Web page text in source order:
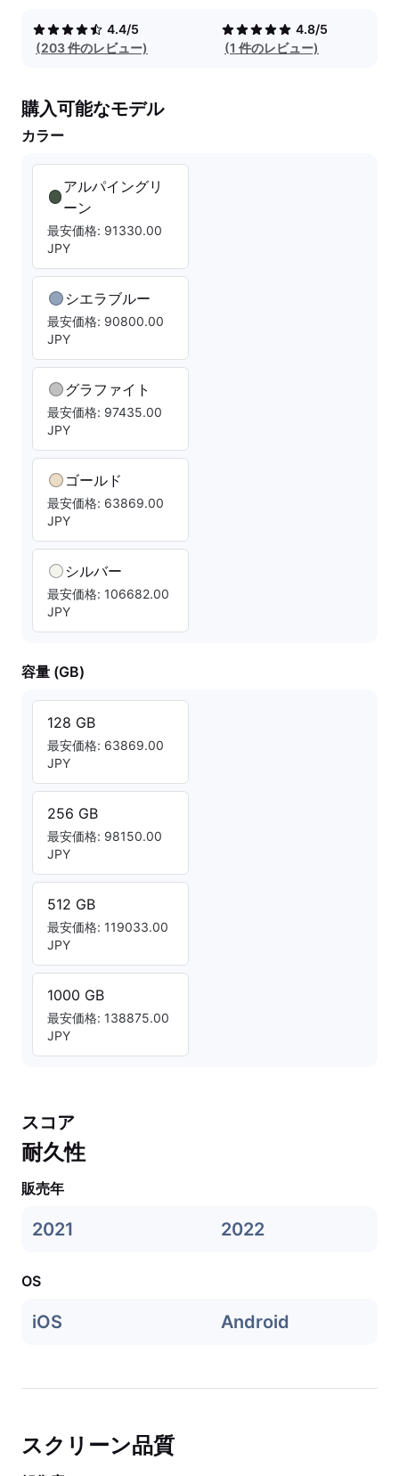
4.4/5
(203 件のレビュー)
4.8/5
(1 件のレビュー)
購入可能なモデル
カラー
アルパイングリ
ーン
最安価格: 91330.00
JPY
シエラブルー
最安価格: 90800.00
JPY
グラファイト
最安価格: 97435.00
JPY
ゴールド
最安価格: 63869.00
JPY
シルバー
最安価格: 106682.00
JPY
容量 (GB)
128 GB
最安価格: 63869.00
JPY
256 GB
最安価格: 98150.00
JPY
512 GB
最安価格: 119033.00
JPY
1000 GB
最安価格: 138875.00
JPY
スコア
耐久性
販売年
2021 2022
OS
iOS Android
スクリーン品質